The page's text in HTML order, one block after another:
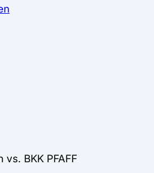
vs. BKK PFAFF